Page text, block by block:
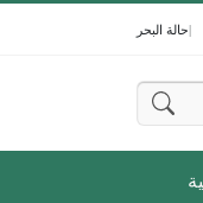
حالة البحر